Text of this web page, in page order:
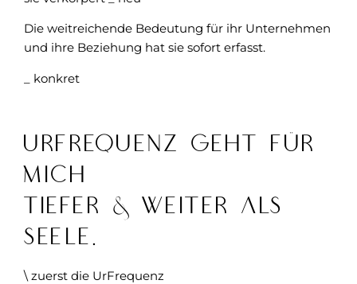
Die weitreichende Bedeutung für ihr Unternehmen
und ihre Beziehung hat sie sofort erfasst.
_ konkret
UrFrequenz geht für
mich
tiefer & weiter als
Seele.
\ zuerst die UrFrequenz